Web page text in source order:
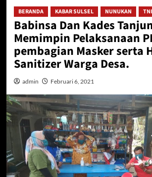
BERANDA KABAR SULSEL NUNUKAN
Babinsa Dan Kades
Memimpin Pelaksanaan
pembagian Masker serta
Sanitizer Warga Desa.
admin Februari 6, 2021